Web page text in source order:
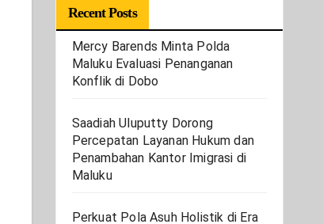
Recent Posts
Mercy Barends Minta Polda
Maluku Evaluasi Penanganan
Konflik di Dobo
Saadiah Uluputty Dorong
Percepatan Layanan Hukum dan
Penambahan Kantor Imigrasi di
Maluku
Perkuat Pola Asuh Holistik di Era